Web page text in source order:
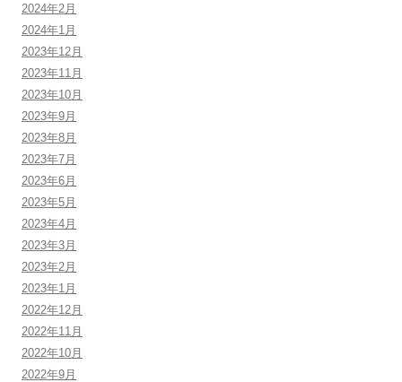
2024年2月
2024年1月
2023年12月
2023年11月
2023年10月
2023年9月
2023年8月
2023年7月
2023年6月
2023年5月
2023年4月
2023年3月
2023年2月
2023年1月
2022年12月
2022年11月
2022年10月
2022年9月